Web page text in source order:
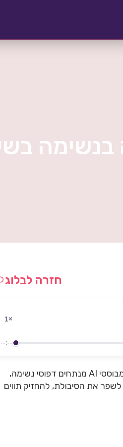
חזרה לבלוג
1×
--:--
AI מציע פתרונות מתקדמים לזמרים לשיפור השליטה בנשימה. כלים מבוססי AI מנתחים דפוסי נשימה,
את הסיבולת, להחזיק תווים